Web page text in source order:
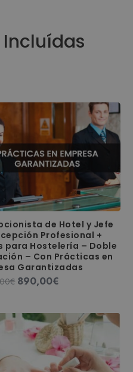
de Hotel y Jefe
Profesional +
para Hostelería – Doble
– Con Prácticas en
Garantizadas
€ El
era:
3.560,00€.
890,00€
es:
890,00€.